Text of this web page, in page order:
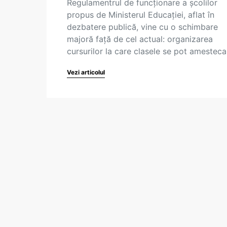
Regulamentrul de funcționare a școlilor
propus de Ministerul Educației, aflat în
dezbatere publică, vine cu o schimbare
majoră față de cel actual: organizarea
cursurilor la care clasele se pot
Vezi articolul